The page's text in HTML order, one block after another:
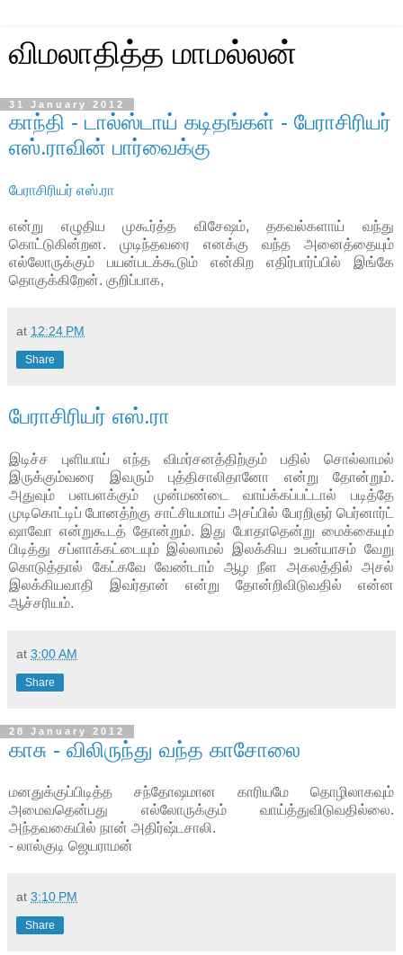
விமலாதித்த மாமல்லன்
31 January 2012
காந்தி - டால்ஸ்டாய் கடிதங்கள் - பேராசிரியர்
எஸ்.ராவின் பார்வைக்கு
பேராசிரியர் எஸ்.ரா
என்று எழுதிய முகூர்த்த விசேஷம், தகவல்களாய் வந்து
கொட்டுகின்றன. முடிந்தவரை எனக்கு வந்த அனைத்தையும்
எல்லோருக்கும் பயன்படக்கூடும் என்கிற எதிர்பார்ப்பில் இங்கே
தொகுக்கிறேன். குறிப்பாக,
at 12:24 PM
Share
பேராசிரியர் எஸ்.ரா
இடிச்ச புளியாய் எந்த விமர்சனத்திற்கும் பதில் சொல்லாமல்
இருக்கும்வரை இவரும் புத்திசாலிதானோ என்று தோன்றும்.
அதுவும் பளபளக்கும் முன்மண்டை வாய்க்கப்பட்டால் படித்தே
முடிகொட்டிப் போனத்ற்கு சாட்சியமாய் அசப்பில் பேரறிஞர் பெர்னார்ட்
ஷாவோ என்றுகூடத் தோன்றும். இது போதாதென்று மைக்கையும்
பிடித்து சப்ளாக்கட்டையும் இல்லாமல் இலக்கிய உபன்யாசம் வேறு
கொடுத்தால் கேட்கவே வேண்டாம் ஆழ நீள அகலத்தில் அசல்
இலக்கியவாதி இவர்தான் என்று தோன்றிவிடுவதில் என்ன
ஆச்சரியம்.
at 3:00 AM
Share
28 January 2012
காசு - விலிருந்து வந்த காசோலை
மனதுக்குப்பிடித்த சந்தோஷமான காரியமே தொழிலாகவும்
அமைவதென்பது எல்லோருக்கும் வாய்த்துவிடுவதில்லை.
அந்தவகையில் நான் அதிர்ஷ்டசாலி.
- லால்குடி ஜெயராமன்
at 3:10 PM
Share